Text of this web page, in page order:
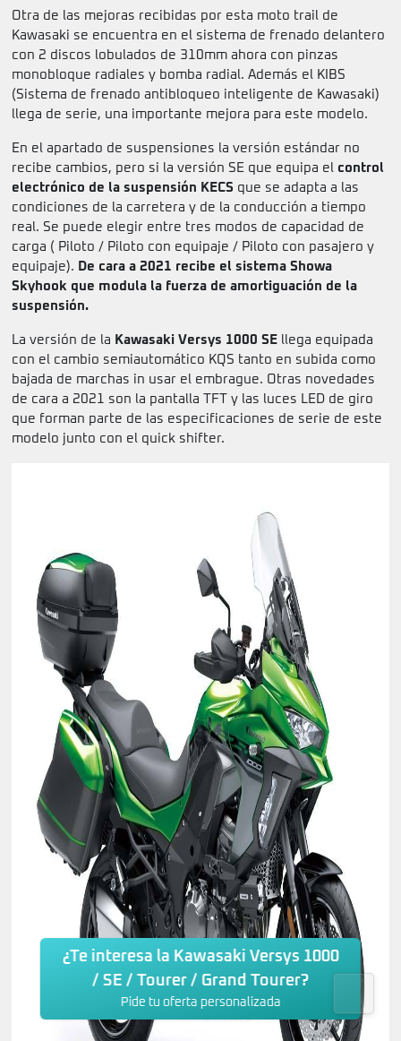
Otra de las mejoras recibidas por esta moto trail de
Kawasaki se encuentra en el sistema de frenado delantero
con 2 discos lobulados de 310mm ahora con pinzas
monobloque radiales y bomba radial. Además el KIBS
(Sistema de frenado antibloqueo inteligente de Kawasaki)
llega de serie, una importante mejora para este modelo.
En el apartado de suspensiones la versión estándar no
recibe cambios, pero si la versión SE que equipa el control
electrónico de la suspensión KECS que se adapta a las
condiciones de la carretera y de la conducción a tiempo
real. Se puede elegir entre tres modos de capacidad de
carga ( Piloto / Piloto con equipaje / Piloto con pasajero y
equipaje). De cara a 2021 recibe el sistema Showa
Skyhook que modula la fuerza de amortiguación de la
suspensión.
La versión de la Kawasaki Versys 1000 SE llega equipada
con el cambio semiautomático KQS tanto en subida como
bajada de marchas in usar el embrague. Otras novedades
de cara a 2021 son la pantalla TFT y las luces LED de giro
que forman parte de las especificaciones de serie de este
modelo junto con el quick shifter.
¿Te interesa la Kawasaki Versys 1000
/ SE / Tourer / Grand Tourer?
Pide tu oferta personalizada